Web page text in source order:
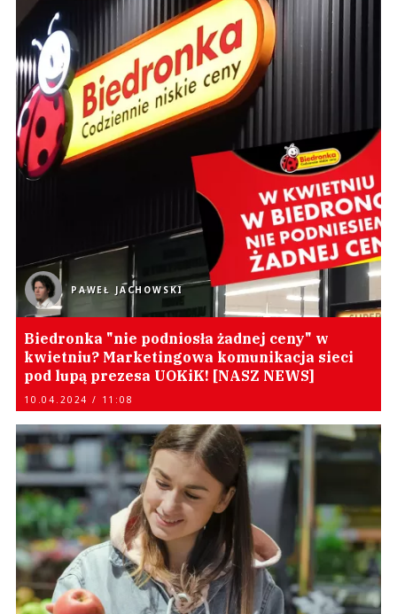
PAWEŁ JACHOWSKI
Biedronka "nie podniosła żadnej ceny" w
kwietniu? Marketingowa komunikacja sieci
pod lupą prezesa UOKiK! [NASZ NEWS]
10.04.2024 / 11:08